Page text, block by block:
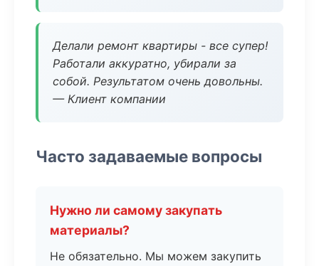
Делали ремонт квартиры - все супер!
Работали аккуратно, убирали за
собой. Результатом очень довольны.
— Клиент компании
Часто задаваемые вопросы
Нужно ли самому закупать
материалы?
Не обязательно. Мы можем закупить